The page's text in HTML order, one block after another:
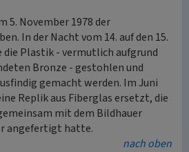
5. November 1978 der
In der Nacht vom 14. auf den 15.
die Plastik - vermutlich aufgrund
Bronze - gestohlen und
gemacht werden. Im Juni
Replik aus Fiberglas ersetzt, die
mit dem Bildhauer
angefertigt hatte.
nach oben